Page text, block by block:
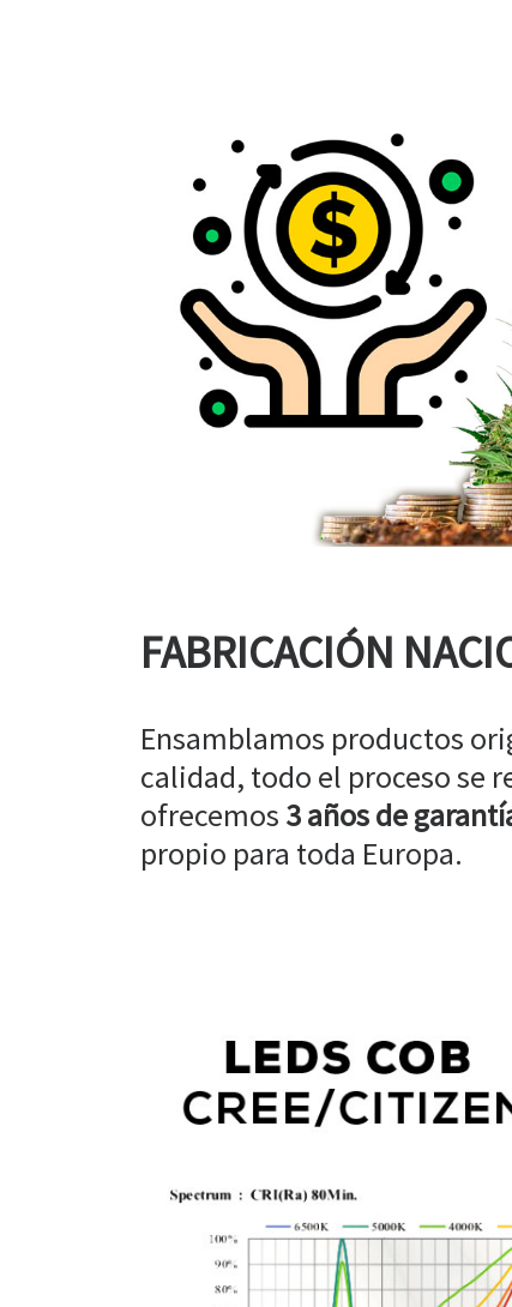
FABRICACIÓN
Ensamblamos productos
calidad, todo el proceso se
ofrecemos 3 años de
propio para toda Europa.